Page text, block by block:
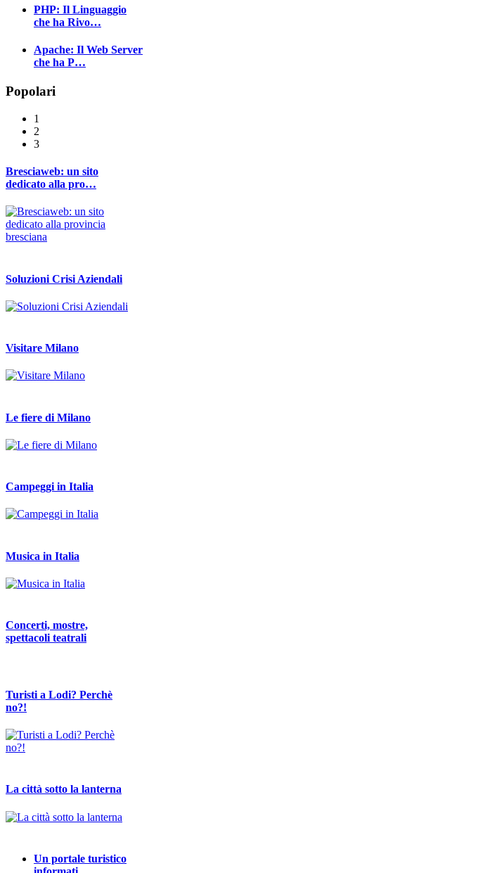
PHP: Il Linguaggio
che ha Rivo…
Apache: Il Web Server
che ha P…
Popolari
1
2
3
Bresciaweb: un sito
dedicato alla pro…
Soluzioni Crisi Aziendali
Visitare Milano
Le fiere di Milano
Campeggi in Italia
Musica in Italia
Concerti, mostre,
spettacoli teatrali
Turisti a Lodi? Perchè
no?!
La città sotto la lanterna
Un portale turistico